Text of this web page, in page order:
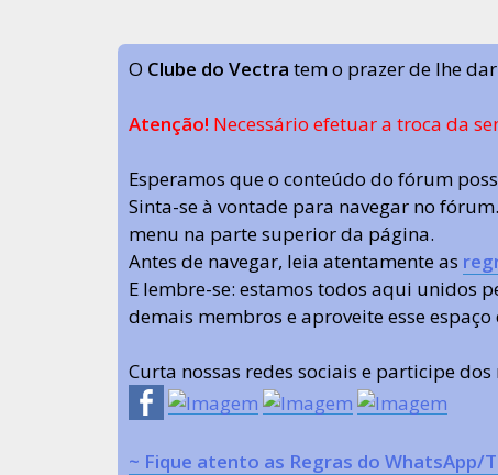
O Clube do Vectra tem o prazer de lhe
Atenção! Necessário efetuar a troca da
Esperamos que o conteúdo do fórum
Sinta-se à vontade para navegar no
menu na parte superior da página.
Antes de navegar, leia atentamente as
E lembre-se: estamos todos aqui unidos
demais membros e aproveite esse
Curta nossas redes sociais e participe
~ Fique atento as Regras do WhatsApp/